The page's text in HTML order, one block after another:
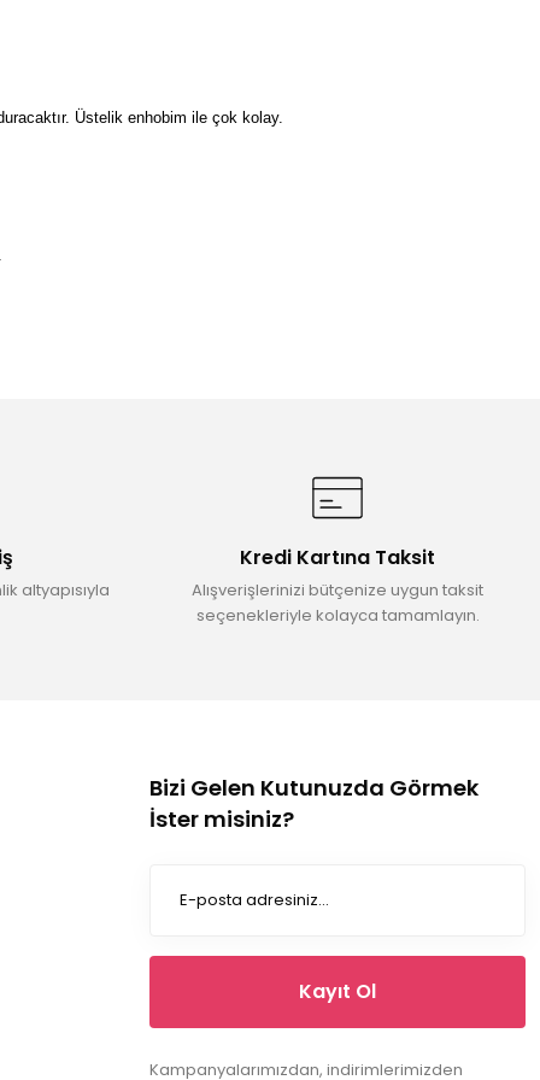
Üstelik enhobim ile çok kolay.
altyapısıyla
Kredi Kartına Taksit
Alışverişlerinizi bütçenize uygun taksit
seçenekleriyle kolayca tamamlayın.
Bizi Gelen Kutunuzda Görmek
İster misiniz?
Kayıt Ol
Kampanyalarımızdan, indirimlerimizden